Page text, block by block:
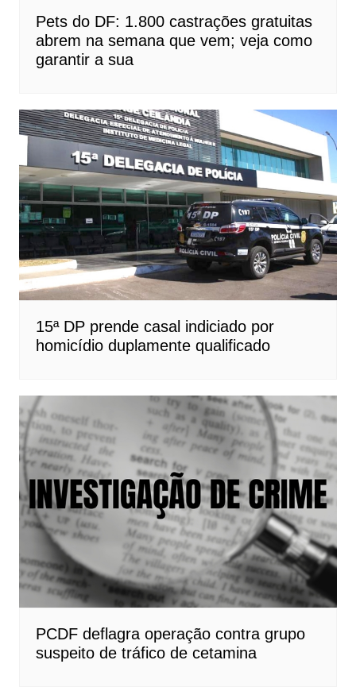
Pets do DF: 1.800 castrações gratuitas
abrem na semana que vem; veja como
garantir a sua
15ª DP prende casal indiciado por
homicídio duplamente qualificado
PCDF deflagra operação contra grupo
suspeito de tráfico de cetamina